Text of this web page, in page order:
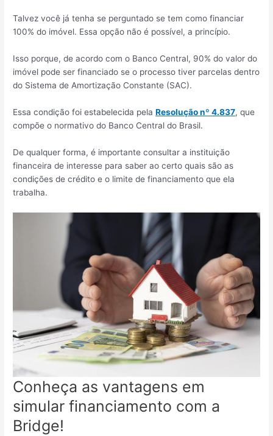
Talvez você já tenha se perguntado se tem como financiar
100% do imóvel. Essa opção não é possível, a princípio.
Isso porque, de acordo com o Banco Central, 90% do valor do
imóvel pode ser financiado se o processo tiver parcelas dentro
do Sistema de Amortização Constante (SAC).
Essa condição foi estabelecida pelaResolução nº 4.837, que
compõe o normativo do Banco Central do Brasil.
De qualquer forma, é importante consultar a instituição
financeira de interesse para saber ao certo quais são as
condições de crédito e o limite de financiamento que ela
trabalha.
Conheça as vantagens em
simular financiamento com a
Bridge!